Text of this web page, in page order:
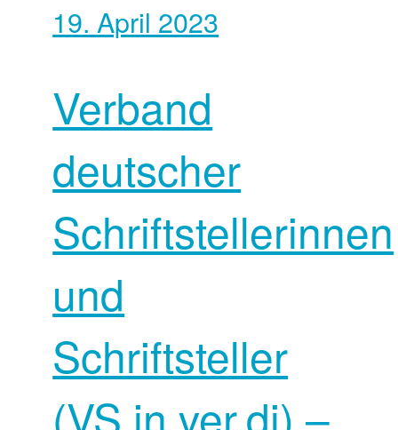
19. April 2023
Verband
deutscher
Schriftstellerinnen
und
Schriftsteller
(VS in ver.di) –